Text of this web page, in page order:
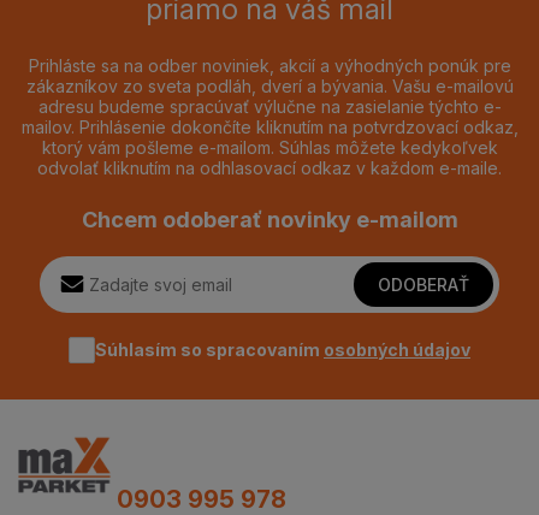
priamo na váš mail
Prihláste sa na odber noviniek, akcií a výhodných ponúk pre
zákazníkov zo sveta podláh, dverí a bývania. Vašu e-mailovú
adresu budeme spracúvať výlučne na zasielanie týchto e-
mailov. Prihlásenie dokončíte kliknutím na potvrdzovací odkaz,
ktorý vám pošleme e-mailom. Súhlas môžete kedykoľvek
odvolať kliknutím na odhlasovací odkaz v každom e-maile.
Chcem odoberať novinky e-mailom
ODOBERAŤ
Súhlasím so spracovaním osobných údajov
0903 995 978